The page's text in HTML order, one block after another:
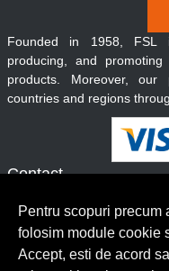
Contact
Servicii clienti
Founded in 1958, FSL
producing, and
products. Moreover,
countries and regions
Pentru scopuri precum
folosim module cookie
Accept, esti de acord